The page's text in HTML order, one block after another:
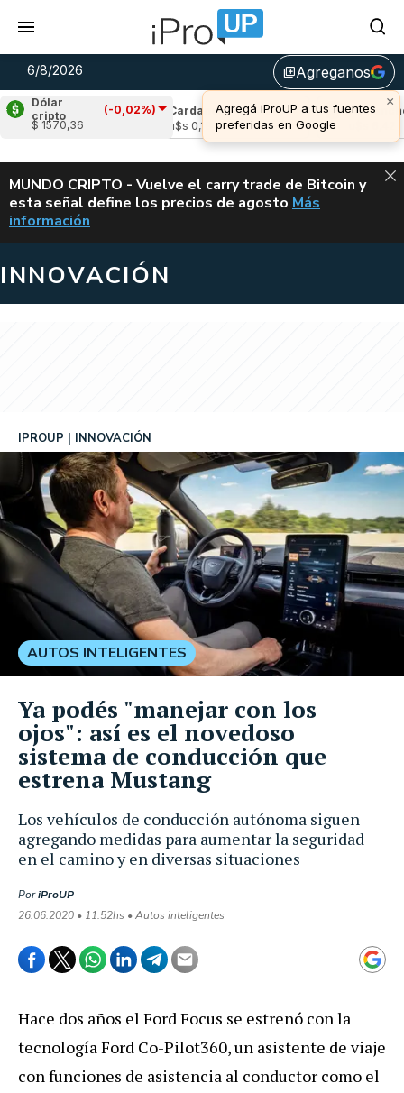
6/8/2026 library_addAgreganos
×
Agregá iProUP a tus fuentes
preferidas en Google
Dólar
cripto
(-0,02%)
$ 1570,36
(-1,77%)
Cardano (-3,49%)
u$s 0,19
Avalanche
(-
u$s 6,42
ALERTA
MUNDO CRIPTO - Vuelve el carry trade de Bitcoin y
esta señal define los precios de agosto VUELVE EL
Más
información
INNOVACIÓN
Los vehículos de conducción autónoma siguen
agregando medidas para aumentar la seguridad
en el camino y en diversas situaciones
IPROUP INNOVACIÓN
PoriProUP
26.06.2020 • 11:52hs • Autos inteligentes
AUTOS INTELIGENTES
Ya podés "manejar con los
ojos": así es el novedoso
sistema de conducción que
estrena Mustang
Hace dos años el Ford Focus se estrenó con la
tecnología Ford Co-Pilot360, un asistente de viaje
con funciones de asistencia al conductor como el